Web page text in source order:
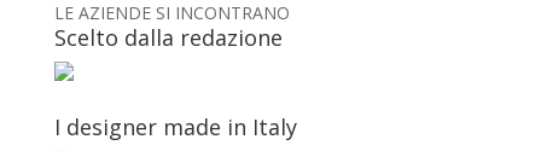
LE AZIENDE SI INCONTRANO
Scelto dalla redazione
I designer made in Italy